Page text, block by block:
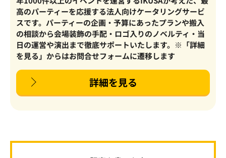
高のパーティーを応援する法人向けケータリングサービ
スです。パーティーの企画・予算にあったプランや搬入
の相談から会場装飾の手配・ロゴ入りのノベルティ・当
日の運営や演出まで徹底サポートいたします。※「詳細
を見る」からはお問合せフォームに遷移します
詳細を見る